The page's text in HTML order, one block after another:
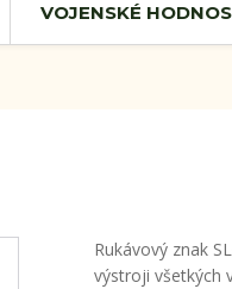
VOJENSKÉ
Rukávový znak
výstroji všetkých